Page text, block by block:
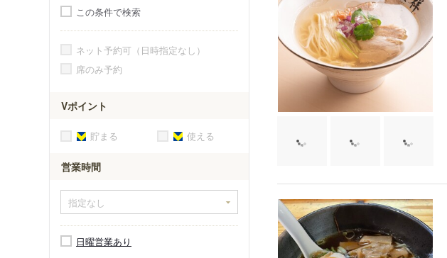
この条件で検索
ネット予約可（日時指定なし）
席のみ予約
Vポイント
貯まる 使える
営業時間
日曜営業あり